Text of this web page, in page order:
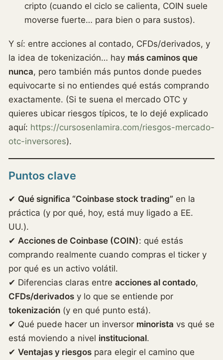
cripto (cuando el ciclo se calienta, COIN suele
moverse fuerte… para bien o para sustos).
Y sí: entre acciones al contado, CFDs/derivados, y
la idea de tokenización… hay más caminos que
nunca, pero también más puntos donde puedes
equivocarte si no entiendes qué estás comprando
exactamente. (Si te suena el mercado OTC y
quieres ubicar riesgos típicos, te lo dejé explicado
aquí: https://cursosenlamira.com/riesgos-mercado-
otc-inversores).
Puntos clave
✔ Qué significa “Coinbase stock trading” en la
práctica (y por qué, hoy, está muy ligado a EE.
UU.).
✔ Acciones de Coinbase (COIN): qué estás
comprando realmente cuando compras el ticker y
por qué es un activo volátil.
✔ Diferencias claras entre acciones al contado,
CFDs/derivados y lo que se entiende por
tokenización (y en qué punto está).
✔ Qué puede hacer un inversor minorista vs qué se
está moviendo a nivel institucional.
✔ Ventajas y riesgos para elegir el camino que